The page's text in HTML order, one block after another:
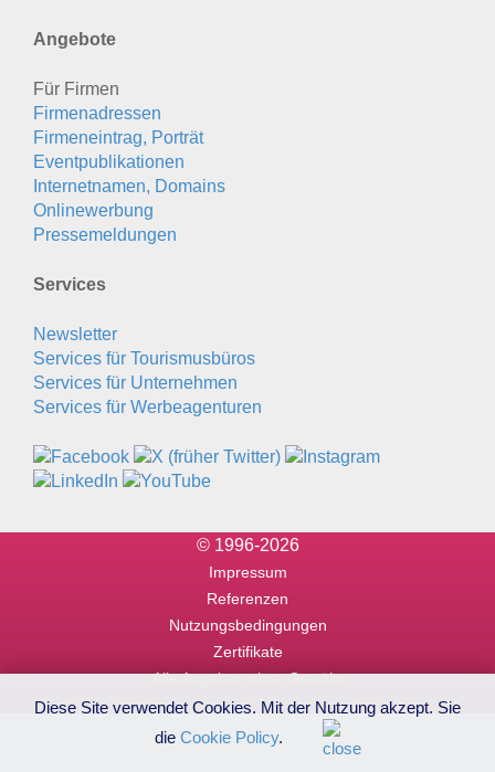
Angebote
Für Firmen
Firmenadressen
Firmeneintrag, Porträt
Eventpublikationen
Internetnamen, Domains
Onlinewerbung
Pressemeldungen
Services
Newsletter
Services für Tourismusbüros
Services für Unternehmen
Services für Werbeagenturen
© 1996-2026
Impressum
Referenzen
Nutzungsbedingungen
Zertifikate
Alle Angaben ohne Gewähr
Diese Site verwendet Cookies. Mit der Nutzung akzept. Sie
die Cookie Policy.